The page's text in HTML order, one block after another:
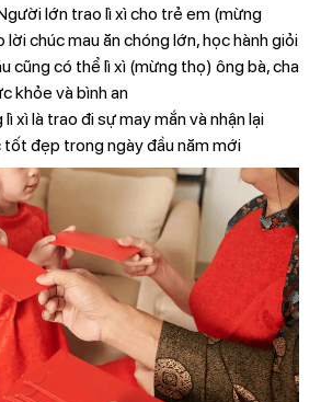
lớn trao lì xì cho trẻ em (mừng
chúc mau ăn chóng lớn, học hành giỏi
cũng có thể lì xì (mừng thọ) ông bà, cha
khỏe và bình an
xì là trao đi sự may mắn và nhận lại
tốt đẹp trong ngày đầu năm mới